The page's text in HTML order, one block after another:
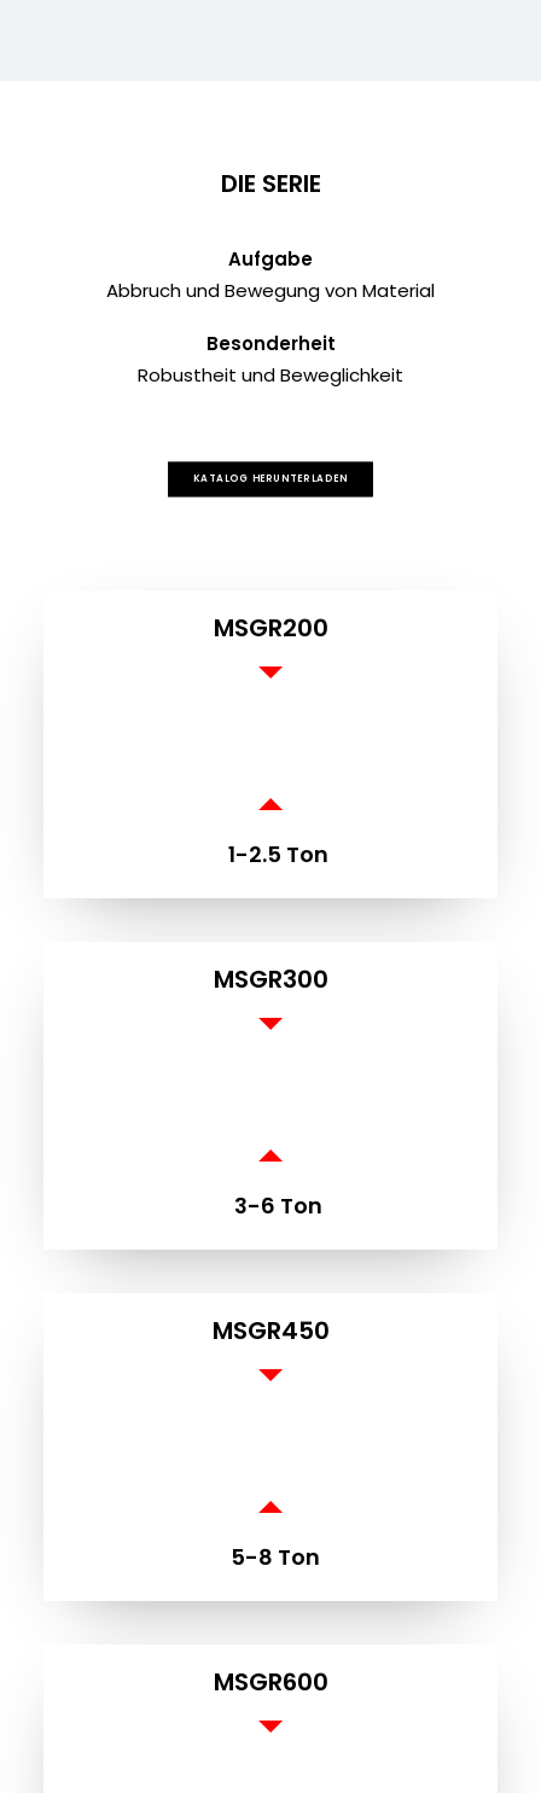
DIE SERIE
Aufgabe
Abbruch und Bewegung von Material
Besonderheit
Robustheit und Beweglichkeit
KATALOG HERUNTERLADEN
MSGR200
1-2.5 Ton
MSGR300
3-6 Ton
MSGR450
5-8 Ton
MSGR600